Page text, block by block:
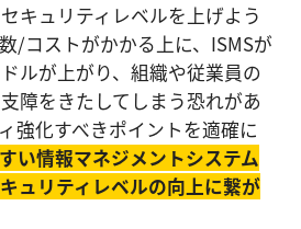
キュリティレベルを上げよう
/コストがかかる上に、ISMSが
ルが上がり、組織や従業員の
障をきたしてしまう恐れがあ
強化すべきポイントを適確に
い情報マネジメントシステム
ュリティレベルの向上に繋が